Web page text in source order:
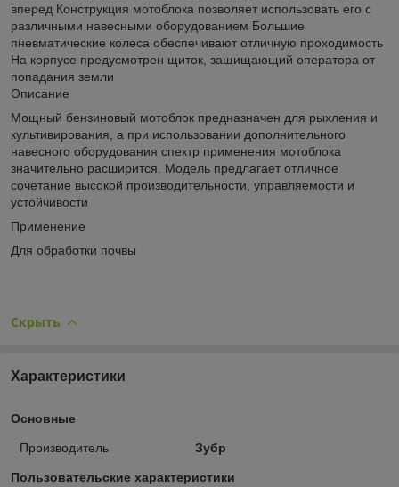
вперед Конструкция мотоблока позволяет использовать его с
различными навесными оборудованием Большие
пневматические колеса обеспечивают отличную проходимость
На корпусе предусмотрен щиток, защищающий оператора от
попадания земли
Описание
Мощный бензиновый мотоблок предназначен для рыхления и
культивирования, а при использовании дополнительного
навесного оборудования спектр применения мотоблока
значительно расширится. Модель предлагает отличное
сочетание высокой производительности, управляемости и
устойчивости
Применение
Для обработки почвы
Скрыть
Характеристики
Основные
Производитель Зубр
Пользовательские характеристики